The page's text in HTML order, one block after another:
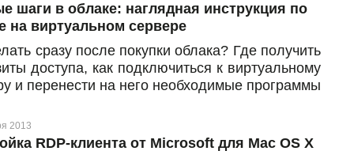
шаги в облаке: наглядная инструкция по
на виртуальном сервере
сразу после покупки облака? Где получить
доступа, как подключиться к виртуальному
и перенести на него необходимые программы
если вы впервые заказали виртуальную
и только начинаете работу в облаке.
2013
RDP-клиента от Microsoft для Mac OS X